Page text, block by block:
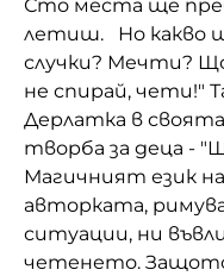
Непознатите
Като Айнщайн
Домашен
Питаме Ви
До ре ми
Сто места ще
летиш. Но какво
случки? Мечти?
не спирай, чети!"
Дерлатка в
творба за деца -
Магичният език
авторката,
ситуации, ни
четенето. Защото